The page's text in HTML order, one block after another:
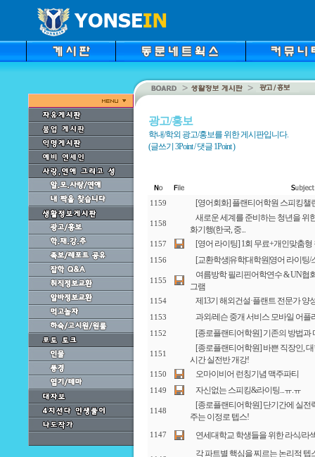
광고/홍보
학내/학외 광고/홍보를 위한 게시판입니다.
(글쓰기 3Point / 댓글 1Point )
1159 [영어회화] 플랜티어학원 스피킹챌
1158
새로운 세계를 준비하는 청년을 위
화기행(한국, 중...
1157 [영어 라이팅] 1회 무료+개인맞춤형
1156 [교환학생|유학|대학원|영어 라이팅
1155
여름방학 필리핀어학연수 & UN협
그램
1154 제13기 해외건설·플랜트 전문가 양
1153 과외/레슨 중개 서비스 모바일 어플
1152 [종로플랜티어학원] 기존의 방법과
1151
[종로플랜티어학원] 바쁜 직장인,
시간 실전반 개강!
1150 오마이비어 런칭기념 맥주파티
1149 자신없는 스피킹&라이팅...ㅠ.ㅠ
1148
[종로플랜티어학원] 단기간에 실전
주는 이정로 텝스!
1147 연세대학교 학생들을 위한 라식/라
각 파트별 핵심을 찌르는 논리적